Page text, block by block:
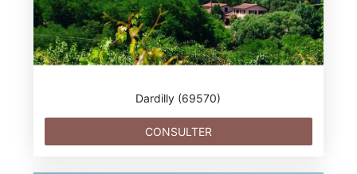
Dardilly (69570)
CONSULTER